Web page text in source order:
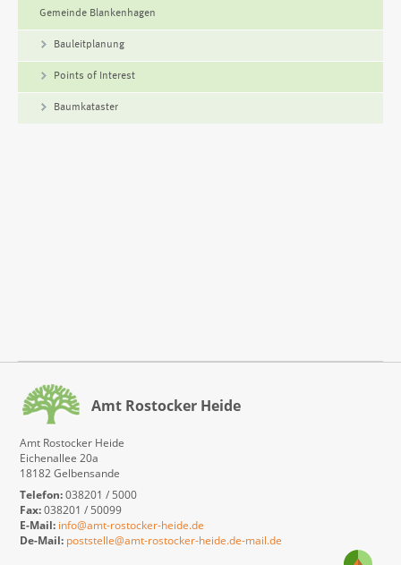
Gemeinde Blankenhagen
Bauleitplanung
Points of Interest
Baumkataster
Amt Rostocker Heide
Amt Rostocker Heide
Eichenallee 20a
18182 Gelbensande
Telefon:038201 / 5000
Fax:038201 / 50099
E-Mail: info@amt-rostocker-heide.de
De-Mail: poststelle@amt-rostocker-heide.de-mail.de